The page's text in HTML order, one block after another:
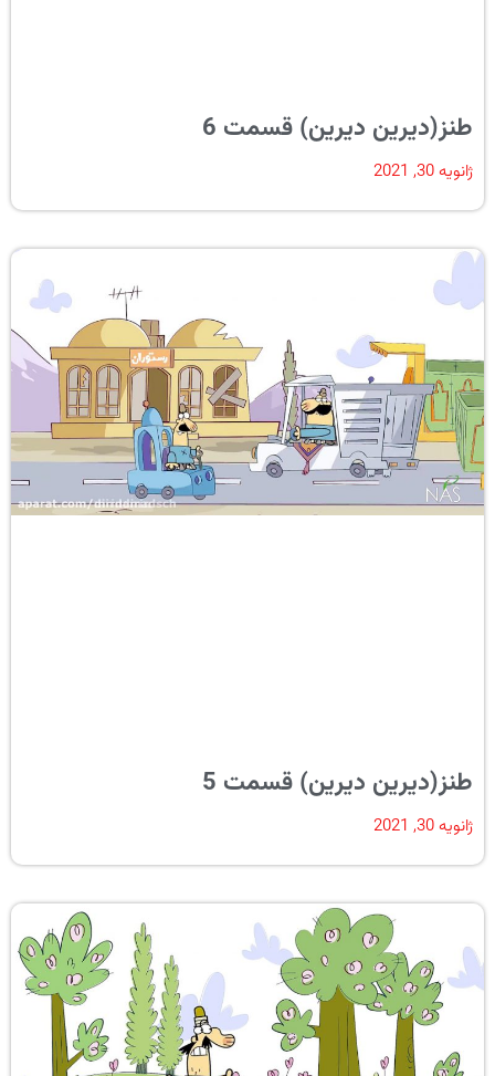
طنز(دیرین دیرین) قسمت 6
ژانویه 30, 2021
طنز(دیرین دیرین) قسمت 5
ژانویه 30, 2021